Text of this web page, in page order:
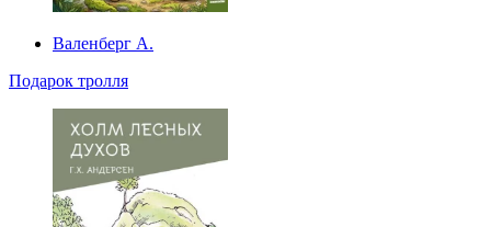
Валенберг А.
Подарок тролля